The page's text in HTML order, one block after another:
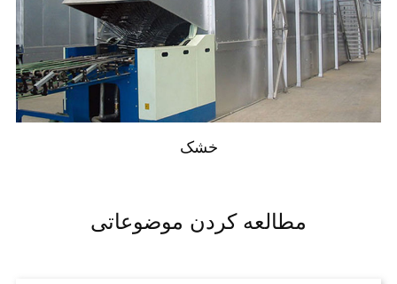
خشک
مطالعه کردن موضوعاتی